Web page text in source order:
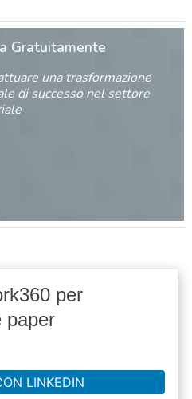
Gratuitamente
una trasformazione
di successo nel settore
per
paper
LINKEDIN